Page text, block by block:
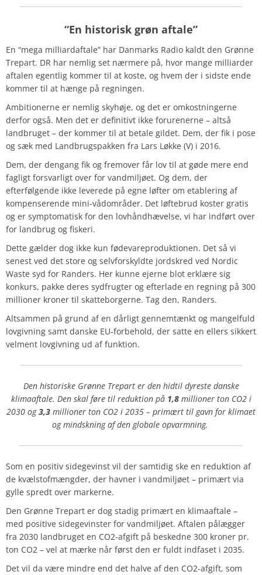
“En historisk grøn aftale”
En “mega milliardaftale” har Danmarks Radio kaldt den Grønne
Trepart. DR har nemlig set nærmere på, hvor mange milliarder
aftalen egentlig kommer til at koste, og hvem der i sidste ende
kommer til at hænge på regningen.
Ambitionerne er nemlig skyhøje, og det er omkostningerne
derfor også. Men det er definitivt ikke forurenerne – altså
landbruget – der kommer til at betale gildet. Dem, der fik i pose
og sæk med Landbrugspakken fra Lars Løkke (V) i 2016.
Dem, der dengang fik og fremover får lov til at gøde mere end
fagligt forsvarligt over for vandmiljøet. Og dem, der
efterfølgende ikke leverede på egne løfter om etablering af
kompenserende mini-vådområder. Det løftebrud koster gratis
og er symptomatisk for den lovhåndhævelse, vi har indført over
for landbrug og fiskeri.
Dette gælder dog ikke kun fødevareproduktionen. Det så vi
senest ved det store og selvforskyldte jordskred ved Nordic
Waste syd for Randers. Her kunne ejerne blot erklære sig
konkurs, pakke deres sydfrugter og efterlade en regning på 300
millioner kroner til skatteborgerne. Tag den, Randers.
Altsammen på grund af en dårligt gennemtænkt og mangelfuld
lovgivning samt danske EU-forbehold, der satte en ellers sikkert
velment lovgivning ud af funktion.
Den historiske Grønne Trepart er den hidtil dyreste danske
klimaaftale. Den skal føre til reduktion på 1,8millioner ton CO2 i
2030 og3,3 millioner ton CO2 i 2035 – primært til gavn for klimaet
og mindskning af den globale opvarmning.
Som en positiv sidegevinst vil der samtidig ske en reduktion af
de kvælstofmængder, der havner i vandmiljøet – primært via
gylle spredt over markerne.
Den Grønne Trepart er dog stadig primært en klimaaftale –
med positive sidegevinster for vandmiljøet. Aftalen pålægger
fra 2030 landbruget en CO2-afgift på beskedne 300 kroner pr.
ton CO2 – vel at mærke når først den er fuldt indfaset i 2035.
Det vil da være mindre end det halve af den CO2-afgift, som